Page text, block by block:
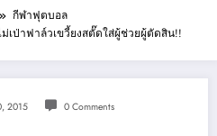
กีฬาฟุตบอล
เป่าฟาล์วเขวี้ยงสตั๊ดใส่ผู้ช่วยผู้ตัดสิน!!
2015 0 Comments